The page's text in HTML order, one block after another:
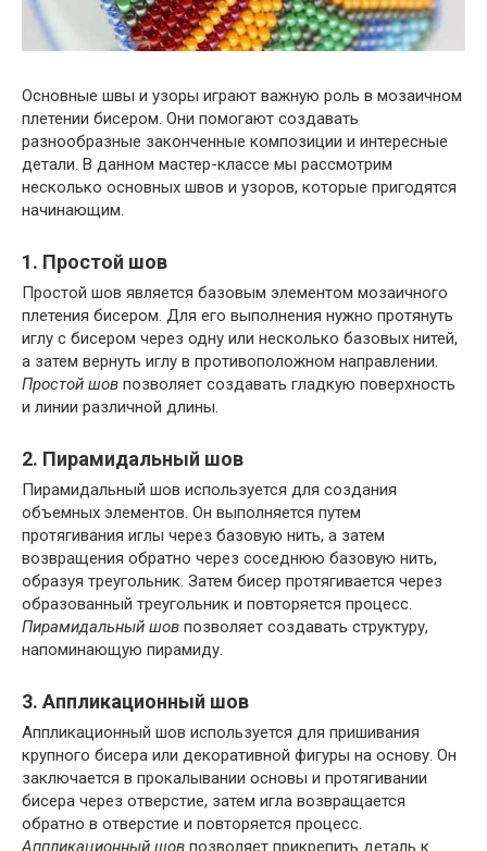
Основные швы и узоры играют важную роль в мозаичном
плетении бисером. Они помогают создавать
разнообразные законченные композиции и интересные
детали. В данном мастер-классе мы рассмотрим
несколько основных швов и узоров, которые пригодятся
начинающим.
1. Простой шов
Простой шов является базовым элементом мозаичного
плетения бисером. Для его выполнения нужно протянуть
иглу с бисером через одну или несколько базовых нитей,
а затем вернуть иглу в противоположном направлении.
Простой шов позволяет создавать гладкую поверхность
и линии различной длины.
2. Пирамидальный шов
Пирамидальный шов используется для создания
объемных элементов. Он выполняется путем
протягивания иглы через базовую нить, а затем
возвращения обратно через соседнюю базовую нить,
образуя треугольник. Затем бисер протягивается через
образованный треугольник и повторяется процесс.
Пирамидальный шов позволяет создавать структуру,
напоминающую пирамиду.
3. Аппликационный шов
Аппликационный шов используется для пришивания
крупного бисера или декоративной фигуры на основу. Он
заключается в прокалывании основы и протягивании
бисера через отверстие, затем игла возвращается
обратно в отверстие и повторяется процесс.
Аппликационный шов позволяет прикрепить деталь к